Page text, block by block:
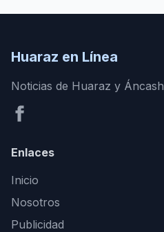
Huaraz en Línea
Noticias de Huaraz y Áncash
Enlaces
Inicio
Nosotros
Publicidad